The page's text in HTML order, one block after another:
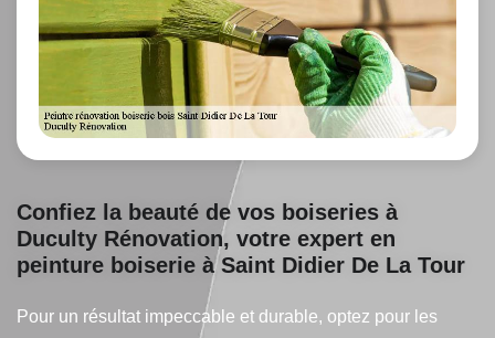
Confiez la beauté de vos boiseries à
Duculty Rénovation, votre expert en
peinture boiserie à Saint Didier De La Tour
Pour un résultat impeccable et durable, optez pour les